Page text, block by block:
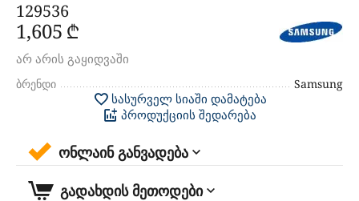
129536
1,605 ₾
არ არის გაყიდვაში
ბრენდი Samsung
სასურველ სიაში დამატება
პროდუქციის შედარება
ონლაინ განვადება
გადახდის მეთოდები